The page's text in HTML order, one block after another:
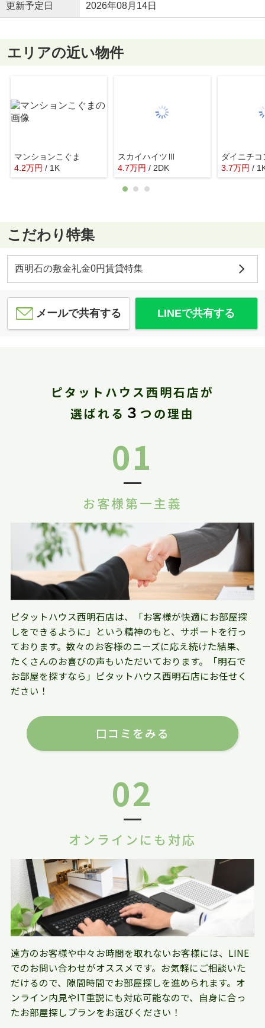
更新予定日 2026年08月14日
エリアの近い物件
マンションこぐま
4.2万円 / 1K
スカイハイツⅢ
4.7万円 / 2DK 3.7万円 /
こだわり特集
西明石の敷金礼金0円賃貸特集
メールで共有する LINEで共有する
ピタットハウス西明石店が
選ばれる ３ つの理由
01
お客様第一主義
ピタットハウス西明石店は、「お客様が快適にお部屋探
しをできるように」という精神のもと、サポートを行っ
ております。数々のお客様のニーズに応え続けた結果、
たくさんのお喜びの声もいただいております。「明石で
お部屋を探すなら」ピタットハウス西明石店にお任せく
ださい！
口コミをみる
02
オンラインにも対応
遠方のお客様や中々お時間を取れないお客様には、LINE
でのお問い合わせがオススメです。お気軽にご相談いた
だけるので、隙間時間でお部屋探しを進められます。オ
ンライン内見やIT重説にも対応可能なので、自身に合っ
たお部屋探しプランをお選びください！